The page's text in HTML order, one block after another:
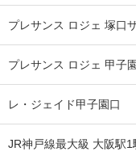
プレサンス ロジェ 塚口
プレサンス ロジェ 甲子
レ・ジェイド甲子園口
JR神戸線最大級 大阪駅